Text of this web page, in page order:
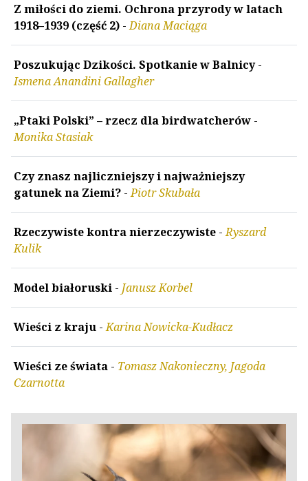
Z miłości do ziemi. Ochrona przyrody w latach
1918–1939 (część 2) -Diana Maciąga
Poszukując Dzikości. Spotkanie w Balnicy-
Ismena Anandini Gallagher
„Ptaki Polski” – rzecz dla birdwatcherów -
Monika Stasiak
Czy znasz najliczniejszy i najważniejszy
gatunek na Ziemi? -Piotr Skubała
Rzeczywiste kontra nierzeczywiste -Ryszard
Kulik
Model białoruski - Janusz Korbel
Wieści z kraju -Karina Nowicka-Kudłacz
Wieści ze świata - Tomasz Nakonieczny, Jagoda
Czarnotta